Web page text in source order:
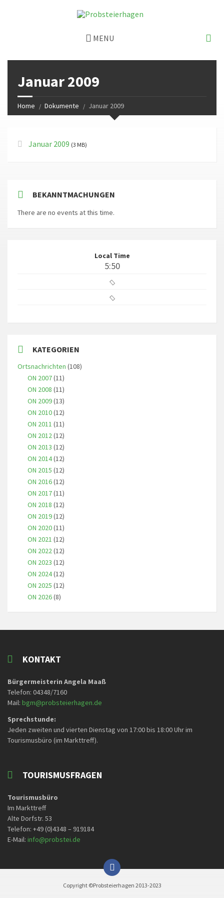
MENU
Januar 2009
Home Dokumente Januar 2009
Januar 2009 (3 MB)
BEKANNTMACHUNGEN
There are no events at this time.
Local Time
5:50
KATEGORIEN
Ortsnachrichten (108)
ON 2007(11)
ON 2008 (11)
ON 2009(13)
ON 2010(12)
ON 2011 (11)
ON 2012(12)
ON 2013 (12)
ON 2014(12)
ON 2015 (12)
ON 2016(12)
ON 2017(11)
ON 2018 (12)
ON 2019(12)
ON 2020(11)
ON 2021 (12)
ON 2022(12)
ON 2023 (12)
ON 2024(12)
ON 2025 (12)
ON 2026(8)
KONTAKT
Bürgermeisterin Angela Maaß
Telefon: 04348/7160
Mail: bgm@probsteierhagen.de
Sprechstunde:
Jeden zweiten und vierten Dienstag von 17:00 bis 18:00 Uhr im
Tourismusbüro (im Markttreff).
TOURISMUSFRAGEN
Tourismusbüro
Im Markttreff
Alte Dorfstr. 53
Telefon: +49 (0)4348 – 919184
E-Mail: info@probstei.de
Copyright ©Probsteierhagen 2013-2023